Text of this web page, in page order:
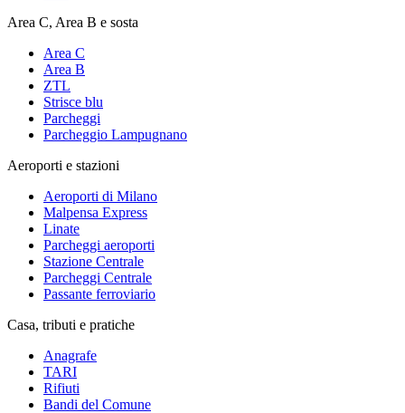
Area C, Area B e sosta
Area C
Area B
ZTL
Strisce blu
Parcheggi
Parcheggio Lampugnano
Aeroporti e stazioni
Aeroporti di Milano
Malpensa Express
Linate
Parcheggi aeroporti
Stazione Centrale
Parcheggi Centrale
Passante ferroviario
Casa, tributi e pratiche
Anagrafe
TARI
Rifiuti
Bandi del Comune